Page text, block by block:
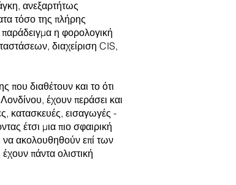
ανεξαρτήτως
τόσο της πλήρης
παράδειγμα η φορολογική
διαχείριση CIS,
που διαθέτουν και το ότι
έχουν περάσει και
κατασκευές, εισαγωγές -
έτσι μια πιο σφαιρική
να ακολουθηθούν επί των
πάντα ολιστική